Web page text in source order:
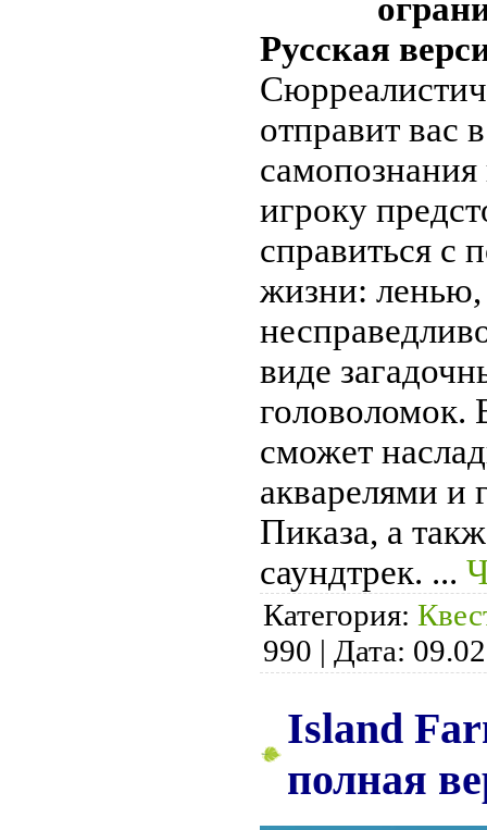
Русская
отправит вас
игроку
справиться с
жизни: ленью,
виде
головоломок.
сможет
акварелями и
Пиказа, а
саундтрек. ...
Категория:
990 | Дата:
Island
полная